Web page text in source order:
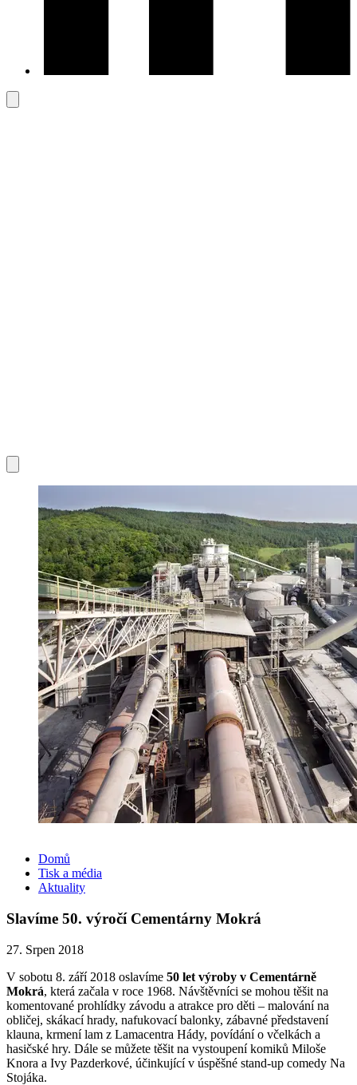
Domů
Tisk a média
Aktuality
Slavíme 50. výročí Cementárny Mokrá
27. Srpen 2018
V sobotu 8. září 2018 oslavíme 50 let výroby v Cementárně
Mokrá, která začala v roce 1968. Návštěvníci se mohou těšit na
komentované prohlídky závodu a atrakce pro děti – malování na
obličej, skákací hrady, nafukovací balonky, zábavné představení
klauna, krmení lam z Lamacentra Hády, povídání o včelkách a
hasičské hry. Dále se můžete těšit na vystoupení komiků Miloše
Knora a Ivy Pazderkové, účinkující v úspěšné stand-up comedy Na
Stojáka.